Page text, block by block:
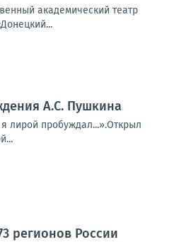
академический театр
А.С. Пушкина
лирой пробуждал...».Открыл
регионов России